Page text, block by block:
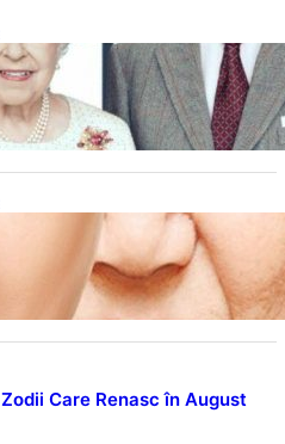
în Rândul Celebrităților: Lecții
Philip și a Altora care Au
de a Împlini 100 de Ani
după 70 de Ani: Ce
Studiile Psihologice
Care Renasc în August